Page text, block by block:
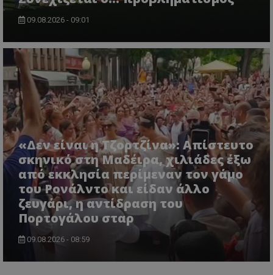
09.08.2026 - 09:01
«Δεν είναι η Τζορτζίνα»: Απίστευτο
σκηνικό στη Μαδέιρα, χιλιάδες έξω
από εκκλησία περίμεναν τον γάμο
του Ρονάλντο και είδαν άλλο
ζευγάρι, η αντίδραση του
Πορτογάλου σταρ
09.08.2026 - 08:59